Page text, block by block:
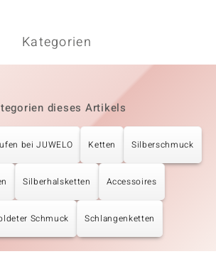
Kategorien
dieses Artikels
bei JUWELO Ketten Silberschmuck
Silberhalsketten Accessoires
Schmuck Schlangenketten